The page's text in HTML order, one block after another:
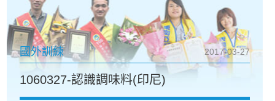
2017-03-27
國外訓練
1060327-認識調味料(印尼)